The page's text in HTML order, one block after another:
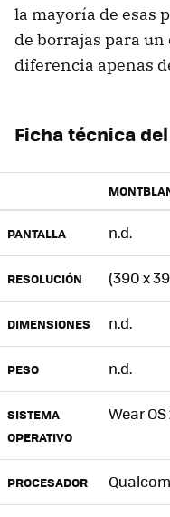
la mayoría de esas
de borrajas para
diferencia apenas
Ficha técnica
PANTALLA n.d.
RESOLUCIÓN (390 x
DIMENSIONES n.d.
PESO n.d.
SISTEMA
OPERATIVO
Wear OS
PROCESADOR